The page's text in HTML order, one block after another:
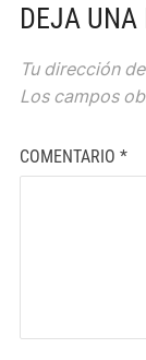
DEJA UNA
Tu dirección
Los campos
COMENTARIO *